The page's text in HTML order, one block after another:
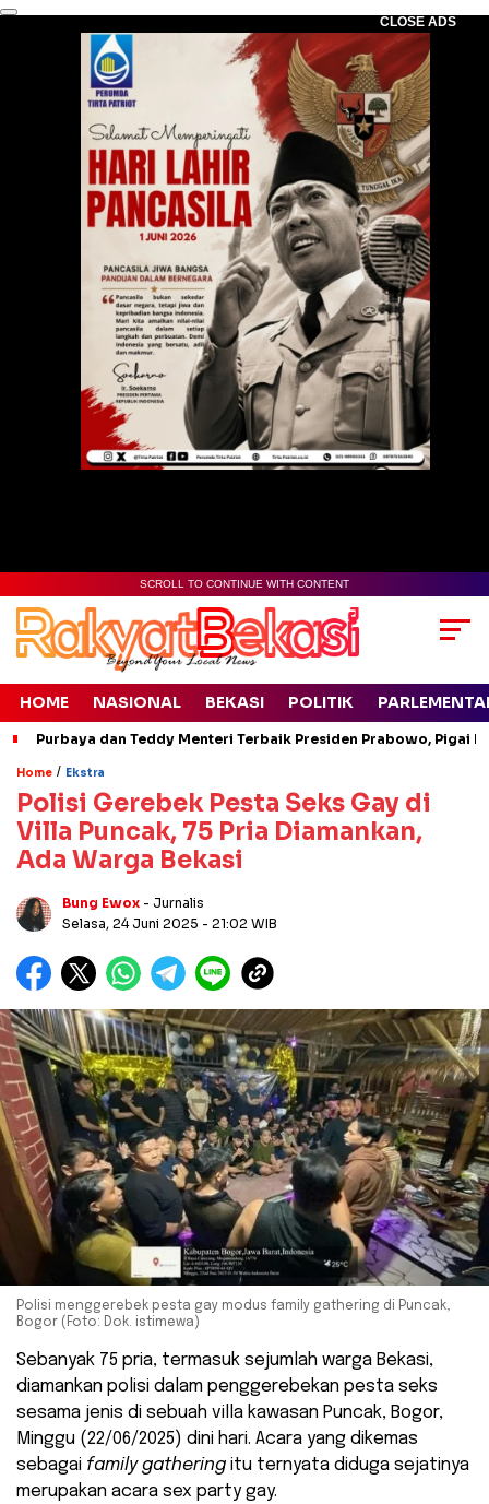
CLOSE ADS
SCROLL TO CONTINUE WITH CONTENT
HOME NASIONAL BEKASI POLITIK
Purbaya dan Teddy Menteri Terbaik Presiden Prabowo, Pigai
Home / Ekstra
Polisi Gerebek Pesta Seks Gay di
Villa Puncak, 75 Pria Diamankan,
Ada Warga Bekasi
Bung Ewox - Jurnalis
Selasa, 24 Juni 2025 - 21:02 WIB
Polisi menggerebek pesta gay modus family gathering di Puncak,
Bogor (Foto: Dok. istimewa)
Sebanyak 75 pria, termasuk sejumlah warga Bekasi,
diamankan polisi dalam penggerebekan pesta seks
sesama jenis di sebuah villa kawasan Puncak, Bogor,
Minggu (22/06/2025) dini hari. Acara yang dikemas
sebagai family gathering itu ternyata diduga sejatinya
merupakan acara sex party gay.